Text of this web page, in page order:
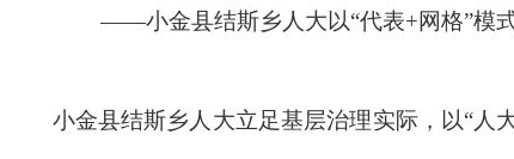
——小金县结斯乡人大以“代表+网格”模
小金县结斯乡人大立足基层治理实际，以“人